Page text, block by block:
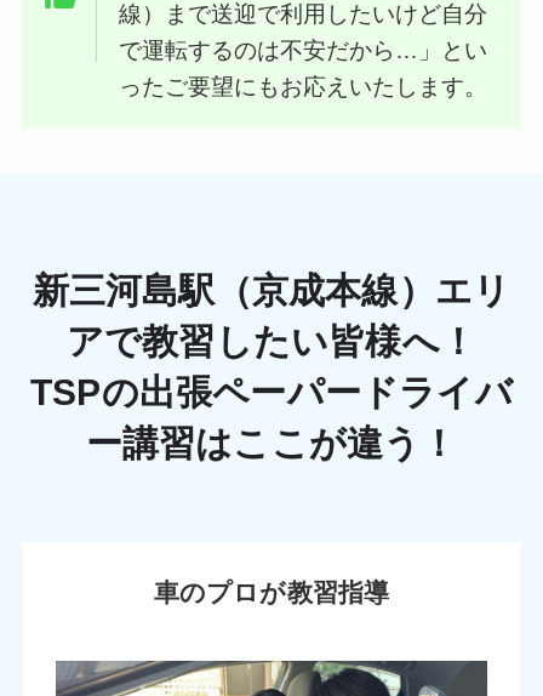
線）まで送迎で利用したいけど自分
で運転するのは不安だから…」とい
ったご要望にもお応えいたします。
新三河島駅（京成本線）エリ
アで教習したい皆様へ！
TSPの出張ペーパードライバ
ー講習はここが違う！
車のプロが教習指導